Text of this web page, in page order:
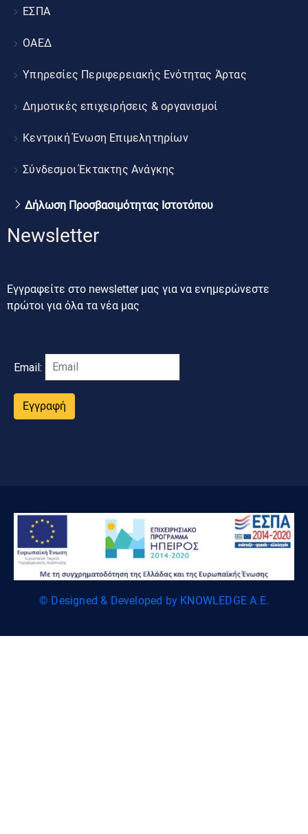
ΕΣΠΑ
ΟΑΕΔ
Υπηρεσίες Περιφερειακής Ενότητας Άρτας
Δημοτικές επιχειρήσεις & οργανισμοί
Κεντρική Ένωση Επιμελητηρίων
Σύνδεσμοι Έκτακτης Ανάγκης
Δήλωση Προσβασιμότητας Ιστοτόπου
Newsletter
Εγγραφείτε στο newsletter μας για να ενημερώνεστε
πρώτοι για όλα τα νέα μας
Email:
Εγγραφή
© Designed & Developed by KNOWLEDGE A.E.